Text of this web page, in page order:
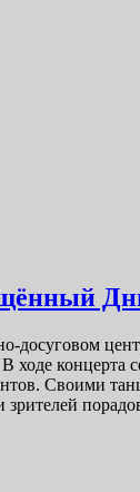
досуговом
концерта
Своими